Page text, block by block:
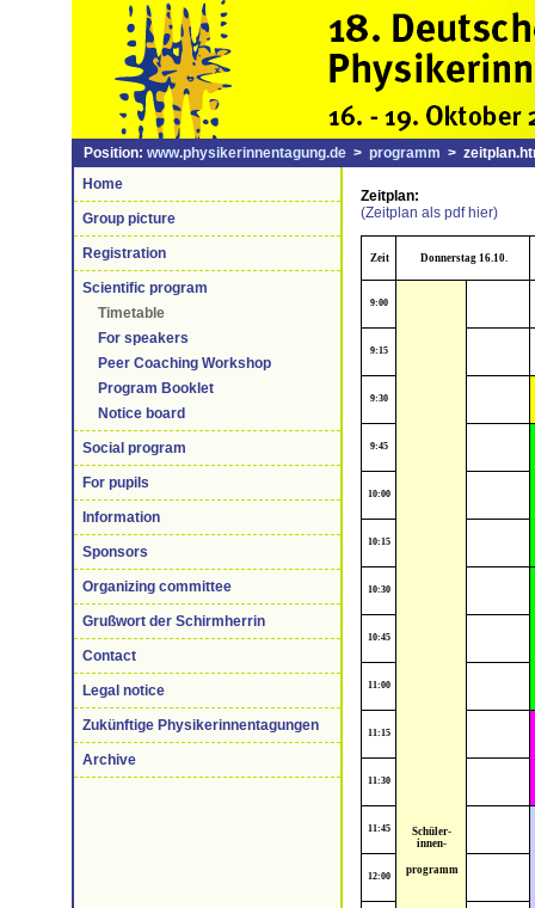
Position: www.physikerinnentagung.de > programm >
Home
Group picture
Registration
Scientific program
Timetable
For speakers
Peer Coaching Workshop
Program Booklet
Notice board
Social program
For pupils
Information
Sponsors
Organizing committee
Grußwort der Schirmherrin
Contact
Legal notice
Zukünftige Physikerinnentagungen
Archive
Zeitplan:
(Zeitplan als pdf hier)
Zeit Donnerstag 16.10.
9:00
Schüler-
innen-
programm
9:15
9:30
9:45
10:00
10:15
10:30
10:45
11:00
11:15
11:30
11:45
12:00